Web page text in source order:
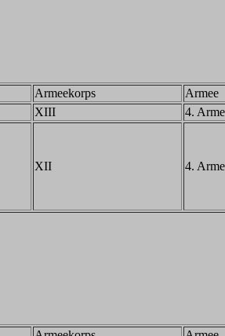
Armeekorps
Armee
XIII 4.
XII 4.